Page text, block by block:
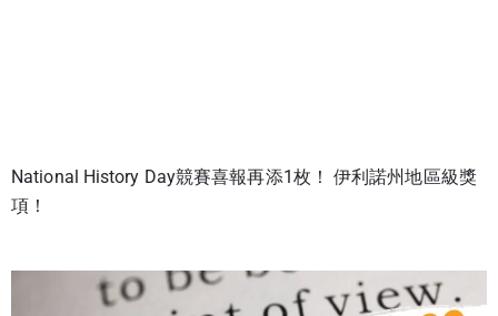
National History Day競賽喜報再添1枚！ 伊利諾州地區級獎
項！